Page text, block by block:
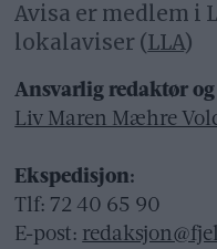
Avisa er medlem i
lokalaviser (LLA)
Ansvarlig redaktør
Liv Maren Mæhre
Ekspedisjon:
Tlf: 72 40 65 90
E-post: